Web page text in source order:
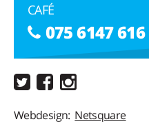
CAFÉ
075 6147 616
Webdesign: Netsquare